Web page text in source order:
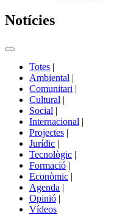
Notícies
Commutador
portals
Totes |
Ambiental |
Comunitari |
Cultural |
Social |
Internacional |
Projectes |
Jurídic |
Tecnològic |
Formació |
Econòmic |
Agenda |
Opinió |
Vídeos